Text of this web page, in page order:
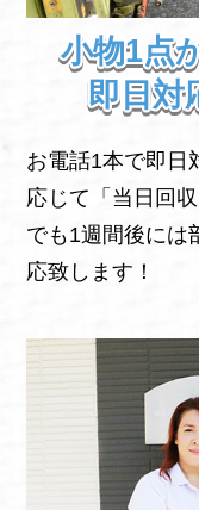
小物1点
即日対
お電話1本で即日
応じて「当日回
でも1週間後には
応致します！